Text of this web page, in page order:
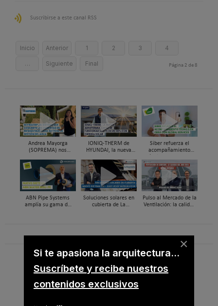
Suscribirse a este canal RSS
Inicio Anterior 1 2 3 4
… Siguiente Final Página 2 de 8
Andrea Mayorga
(SOPREMA) nos
cubierta azul-verde
IONIQ-THERM de
HYUNDAI, la nueva
funcionar hasta en un
98% con energía solar
Siber refuerza el
acompañamiento
soporte al instalador
con Global Services
ABN Pipe Systems
amplía su gama de
Soluciones solares en
cubierta de La
Pulso al Mercado de la
Ventilación: la calidad
B
s
a
×
Si te apasiona la arquitectura...
Suscríbete y recibe nuestros
contenidos exclusivos